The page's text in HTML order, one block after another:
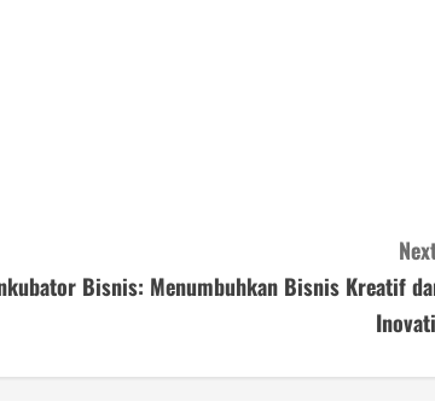
Bisnis: Menumbuhkan Bisnis Kreatif